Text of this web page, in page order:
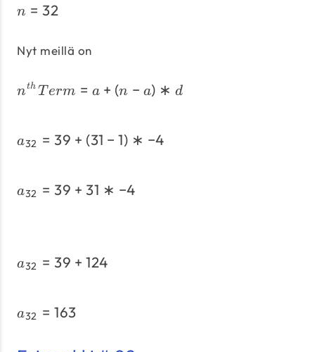
n = 32
Nyt meillä on
n^{th} Term = a +
nth T erm = a + (n − a) ∗ d
a_{32} = 39 + \left(31-
a32 = 39 + (31 − 1) ∗ −4
a32 = 39 + 31 ∗ −4
a32 = 39 + 124
a32 = 163